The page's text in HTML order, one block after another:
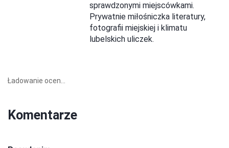
sprawdzonymi miejscówkami.
Prywatnie miłośniczka literatury,
fotografii miejskiej i klimatu
lubelskich uliczek.
Ładowanie ocen...
Komentarze